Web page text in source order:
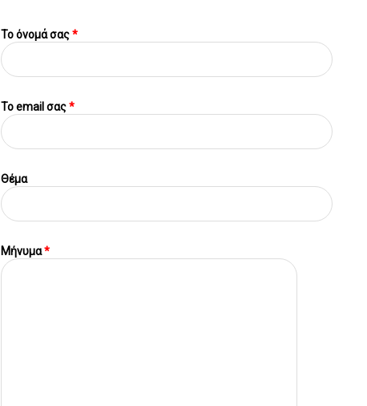
Το όνομά σας*
To email σας*
Θέμα
Μήνυμα*